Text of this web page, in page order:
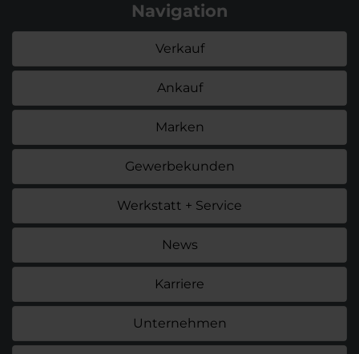
Navigation
Verkauf
Ankauf
Marken
Gewerbekunden
Werkstatt + Service
News
Karriere
Unternehmen